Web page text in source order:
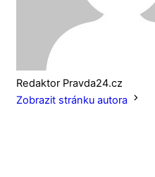
Redaktor Pravda24.cz
Zobrazit stránku autora